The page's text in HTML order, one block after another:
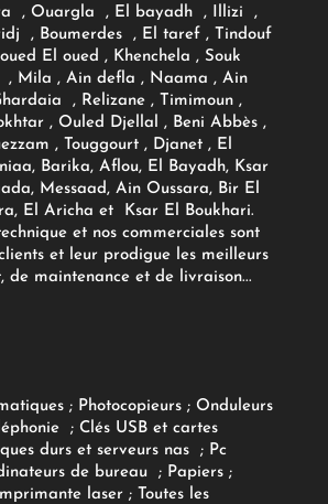
, Ouargla , El bayadh , Illizi ,
, Boumerdes , El taref , Tindouf
El oued , Khenchela , Souk
Mila , Ain defla , Naama , Ain
, Relizane , Timimoun ,
, Ouled Djellal , Beni Abbès ,
, Touggourt , Djanet , El
Barika, Aflou, El Bayadh, Ksar
Messaad, Ain Oussara, Bir El
El Aricha et Ksar El Boukhari.
et nos commerciales sont
et leur prodigue les meilleurs
de maintenance et de livraison...
; Photocopieurs; Onduleurs
; Clés USB et cartes
durs et serveurs nas ; Pc
de bureau ; Papiers;
laser;
Toutes les